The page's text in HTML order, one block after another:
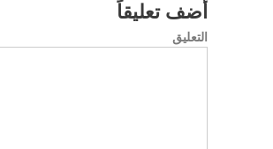
أضف تعليقاً
التعليق